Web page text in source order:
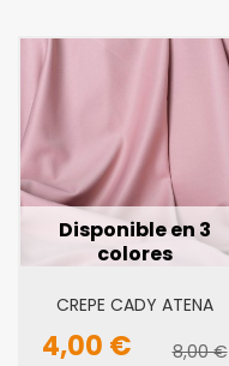
Disponible en 3
colores
CREPE CADY ATENA
4,00 € 8,00 €